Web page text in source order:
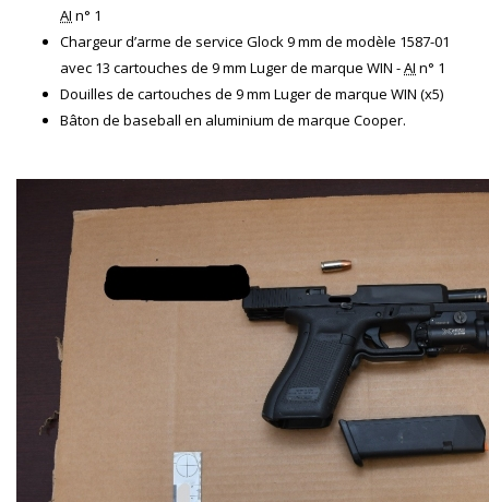
AI n° 1
Chargeur d’arme de service Glock 9 mm de modèle 1587-01
avec 13 cartouches de 9 mm Luger de marque WIN -AI n° 1
Douilles de cartouches de 9 mm Luger de marque WIN (x5)
Bâton de baseball en aluminium de marque Cooper.